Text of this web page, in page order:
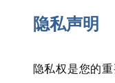
隐私声明
隐私权是您的